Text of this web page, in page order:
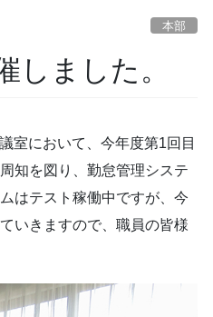
本部
しました。
室において、今年度第1回目
知を図り、勤怠管理システ
はテスト稼働中ですが、今
いきますので、職員の皆様